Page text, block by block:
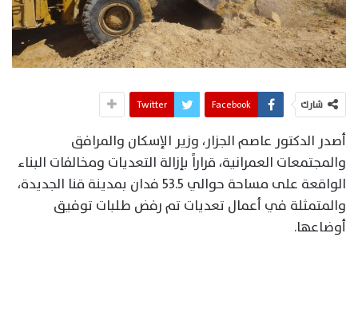
شارك Facebook
Twitter
أصدر الدكتور عاصم الجزار، وزير الإسكان والمرافق
والمجتمعات العمرانية، قراراً بإزالة التعديات ومخالفات البناء
الواقعة على مساحة حوالي 53.5 فدان بمدينة قنا الجديدة،
والمتمثلة في أعمال تعديات تم رفض طلبات توفيق
أوضاعها.